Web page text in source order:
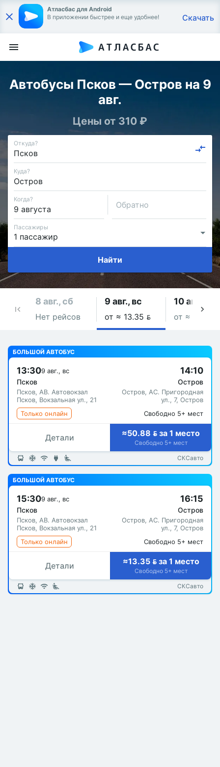
Атласбас для Android
В приложении быстрее и еще удобнее!
Скачать
Автобусы Псков — Остров на 9
авг.
Цены от 310 ₽
Откуда?
Куда?
Когда?
Обратно
Пассажиры
Найти
8 авг., сб
Нет рейсов
9 авг., вс
от ≈ 13.35 
10 авг., пн
от ≈ 11.91 
БОЛЬШОЙ АВТОБУС
13:309 авг., вс
Псков
Псков, АВ. Автовокзал
Псков, Вокзальная ул., 21
14:10
Остров
Остров, АС. Пригородная
ул., 7, Остров
Только онлайн
Свободно 5+ мест
Детали ≈50.88  за 1 место
Свободно 5+ мест
СКСавто
БОЛЬШОЙ АВТОБУС
15:309 авг., вс
Псков
Псков, АВ. Автовокзал
Псков, Вокзальная ул., 21
16:15
Остров
Остров, АС. Пригородная
ул., 7, Остров
Только онлайн
Свободно 5+ мест
Детали ≈13.35  за 1 место
Свободно 5+ мест
СКСавто